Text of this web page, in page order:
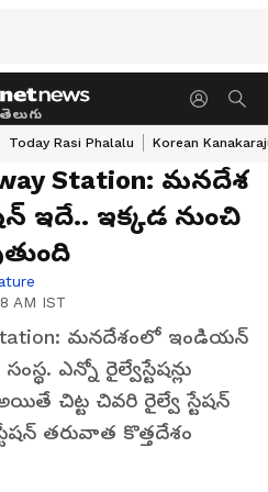
తెలుగు
Today Rasi Phalalu Korean
Station: మనదేశ
ఇదే.. ఇక్కడ నుంచి
AM IST
Station: మనదేశంలో ఇండియన్
ఎన్నో రైల్వేస్టేషన్లు
చిట్ట చివరి రైల్వే స్టేషన్
తరువాత కొత్తదేశం